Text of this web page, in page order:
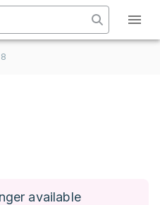
available